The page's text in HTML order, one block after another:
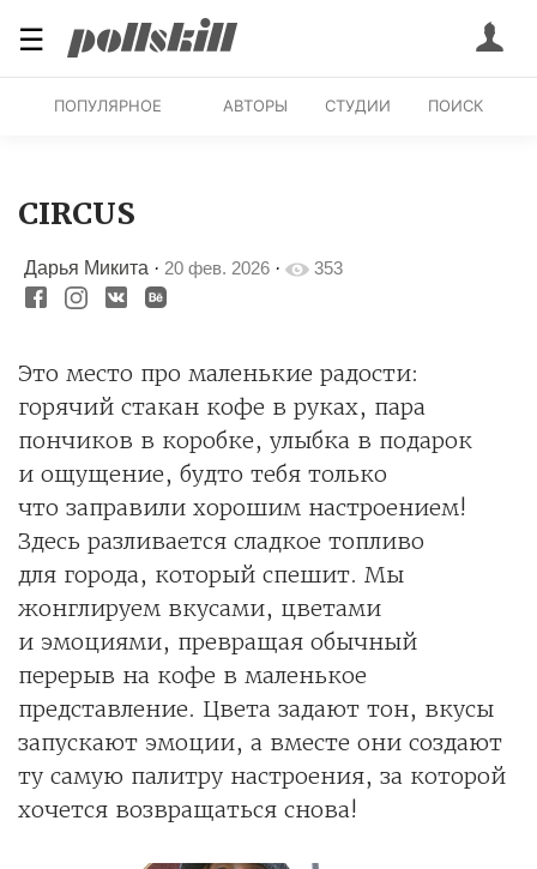
☰
ПОПУЛЯРНОЕ АВТОРЫ СТУДИИ ПОИСК
CIRCUS
Дарья Микита · 20 фев. 2026 · 353
Это место про маленькие радости:
горячий стакан кофе в руках, пара
пончиков в коробке, улыбка в подарок
и ощущение, будто тебя только
что заправили хорошим настроением!
Здесь разливается сладкое топливо
для города, который спешит. Мы
жонглируем вкусами, цветами
и эмоциями, превращая обычный
перерыв на кофе в маленькое
представление. Цвета задают тон, вкусы
запускают эмоции, а вместе они создают
ту самую палитру настроения, за которой
хочется возвращаться снова!